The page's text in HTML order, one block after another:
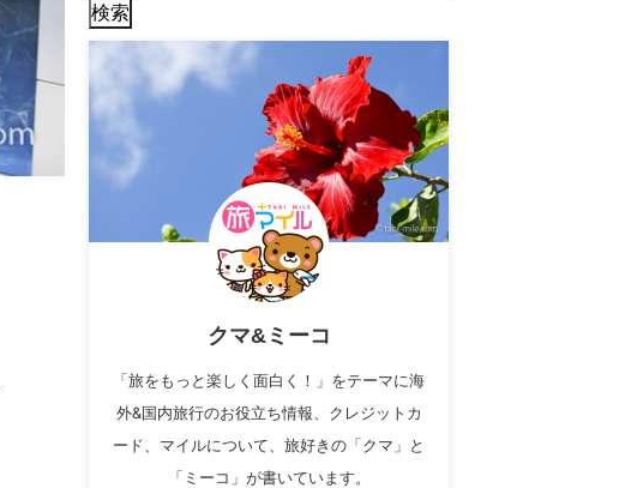
クマ&ミーコ
「旅をもっと楽しく面白く！」をテーマに海
外&国内旅行のお役立ち情報、クレジットカ
ード、マイルについて、旅好きの「クマ」と
「ミーコ」が書いています。